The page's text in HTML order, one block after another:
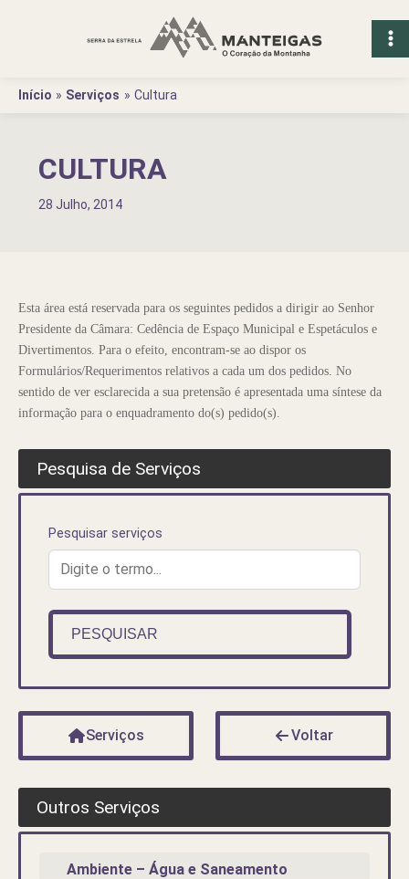
Início
Serviços Cultura
CULTURA
28 Julho, 2014
Esta área está reservada para os seguintes pedidos a dirigir ao Senhor
Presidente da Câmara: Cedência de Espaço Municipal e Espetáculos e
Divertimentos. Para o efeito, encontram-se ao dispor os
Formulários/Requerimentos relativos a cada um dos pedidos. No
sentido de ver esclarecida a sua pretensão é apresentada uma síntese da
informação para o enquadramento do(s) pedido(s).
Pesquisa de Serviços
Pesquisar serviços
PESQUISAR
Serviços Voltar
Outros Serviços
Ambiente – Água e Saneamento